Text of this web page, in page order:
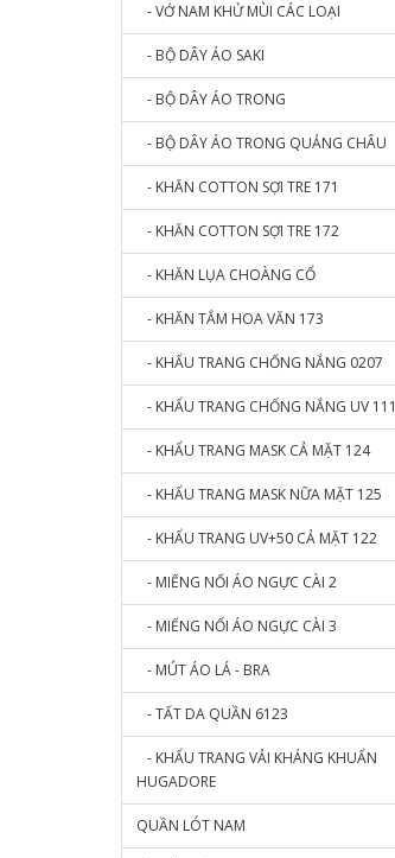
- VỚ NAM KHỬ MÙI CÁC LOẠI
- BỘ DÂY ÁO SAKI
- BỘ DÂY ÁO TRONG
- BỘ DÂY ÁO TRONG QUẢNG CHÂU
- KHĂN COTTON SỢI TRE 171
- KHĂN COTTON SỢI TRE 172
- KHĂN LỤA CHOÀNG CỔ
- KHĂN TẮM HOA VĂN 173
- KHẨU TRANG CHỐNG NẮNG 0207
- KHẨU TRANG CHỐNG NẮNG UV 111
- KHẨU TRANG MASK CẢ MẶT 124
- KHẨU TRANG MASK NỮA MẶT 125
- KHẨU TRANG UV+50 CẢ MẶT 122
- MIẾNG NỐI ÁO NGỰC CÀI 2
- MIẾNG NỐI ÁO NGỰC CÀI 3
- MÚT ÁO LÁ - BRA
- TẤT DA QUẦN 6123
- KHẨU TRANG VẢI KHÁNG KHUẨN
HUGADORE
QUẦN LÓT NAM